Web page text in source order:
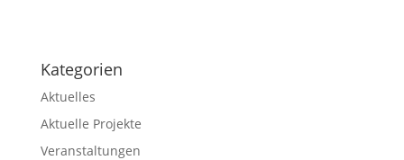
Kategorien
Aktuelles
Aktuelle Projekte
Veranstaltungen